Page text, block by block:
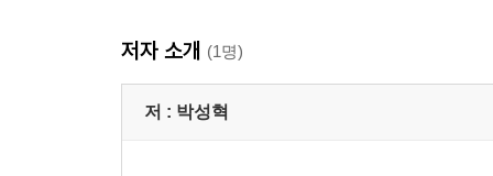
저자 소개 (1명)
저 : 박성혁